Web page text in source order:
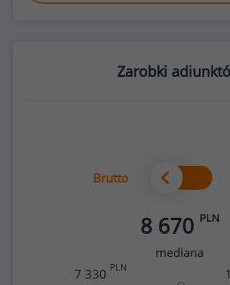
Zarobki
Brutto
8 670 PLN
mediana
7 330 PLN